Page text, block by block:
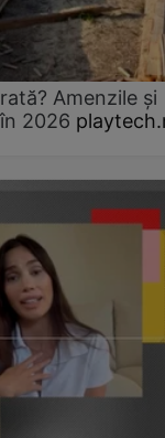
Amenzile și
2026